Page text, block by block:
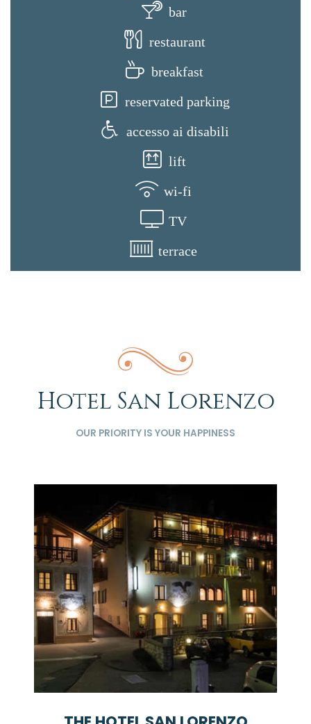
bar
restaurant
breakfast
reservated parking
accesso ai disabili
lift
wi-fi
TV
terrace
Hotel San Lorenzo
OUR PRIORITY IS YOUR HAPPINESS